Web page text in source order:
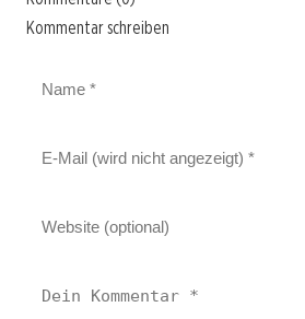
Kommentar schreiben